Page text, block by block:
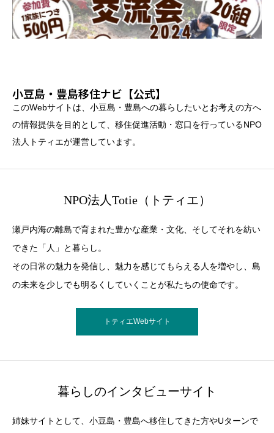
小豆島・豊島移住ナビ【公式】
このWebサイトは、小豆島・豊島への暮らしたいとお考えの方へ
の情報提供を目的として、移住促進活動・窓口を行っているNPO
法人トティエが運営しています。
NPO法人Totie（トティエ）
瀬戸内海の離島で育まれた豊かな産業・文化、そしてそれを紡い
できた「人」と暮らし。
その日常の魅力を発信し、魅力を感じてもらえる人を増やし、島
の未来を少しでも明るくしていくことが私たちの使命です。
トティエWebサイト
暮らしのインタビューサイト
姉妹サイトとして、小豆島・豊島へ移住してきた方やUターンで